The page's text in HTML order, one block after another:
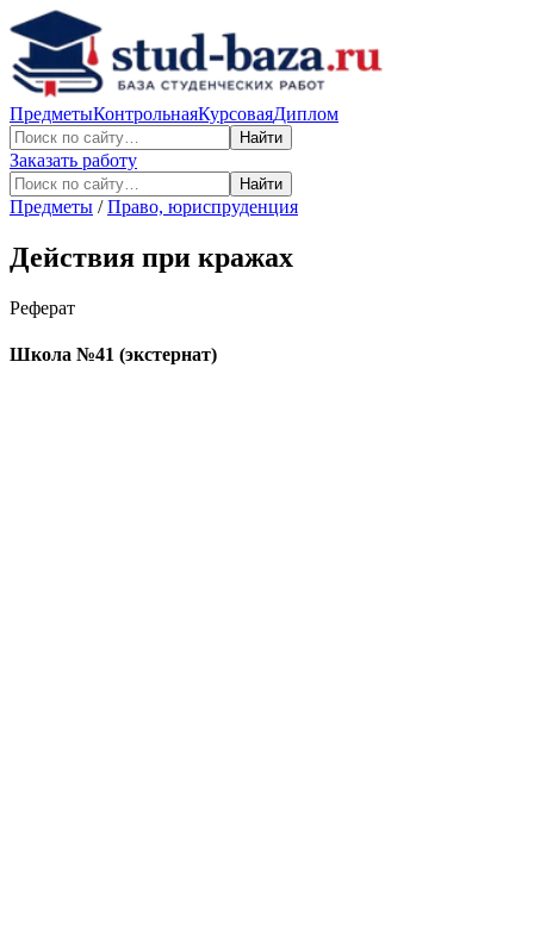
ПредметыКонтрольнаяКурсоваяДиплом
Найти
Заказать работу
Найти
Предметы /Право, юриспруденция
Действия при кражах
Реферат
Школа №41 (экстернат)